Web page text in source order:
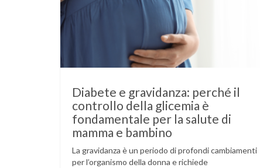
Diabete e gravidanza: perché il
controllo della glicemia è
fondamentale per la salute di
mamma e bambino
La gravidanza è un periodo di profondi cambiamenti
per l’organismo della donna e richiede